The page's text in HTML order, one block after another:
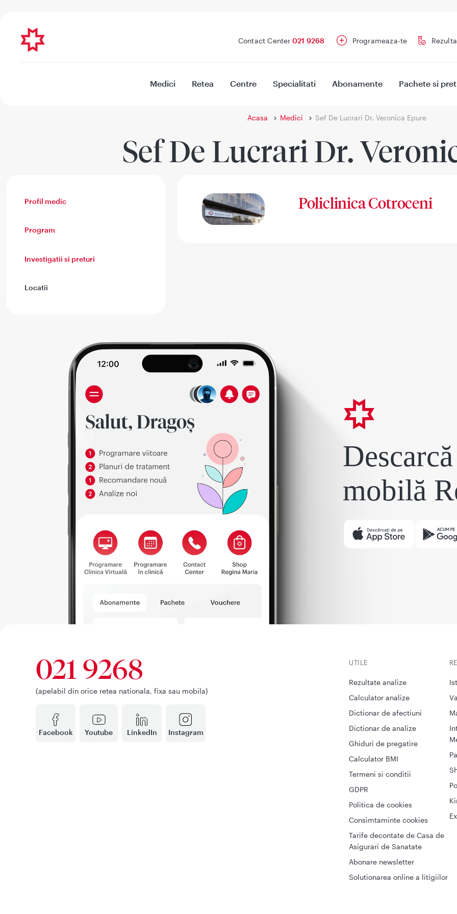
Contact Center 021 9268 Programeaza-te
Medici Retea Centre Specialitati Abonamente Pachete si
Acasa Medici Sef De Lucrari Dr. Veronica Epure
Sef De Lucrari Dr.
Profil medic
Program
Investigatii si preturi
Locatii
Policlinica Cotroceni
mobilă
Facebook Youtube LinkedIn Instagram
021 9268
(apelabil din orice retea nationala, fixa sau mobila)
UTILE
Rezultate analize
Calculator analize
Dictionar de afectiuni
Dictionar de analize
Ghiduri de pregatire
Calculator BMI
Termeni si conditii
GDPR
Politica de cookies
Consimtaminte cookies
Tarife decontate de Casa de
Asigurari de Sanatate
Abonare newsletter
Solutionarea online a litigiilor